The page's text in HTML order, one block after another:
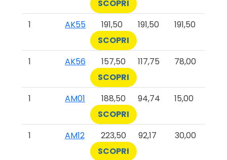
SCOPRI
1
AK55 191,50 191,50
191,50
SCOPRI
1
AK56 157,50 117,75
78,00
SCOPRI
1
AM01 188,50 94,74
15,00
SCOPRI
1
AM12 223,50 92,17
30,00
SCOPRI